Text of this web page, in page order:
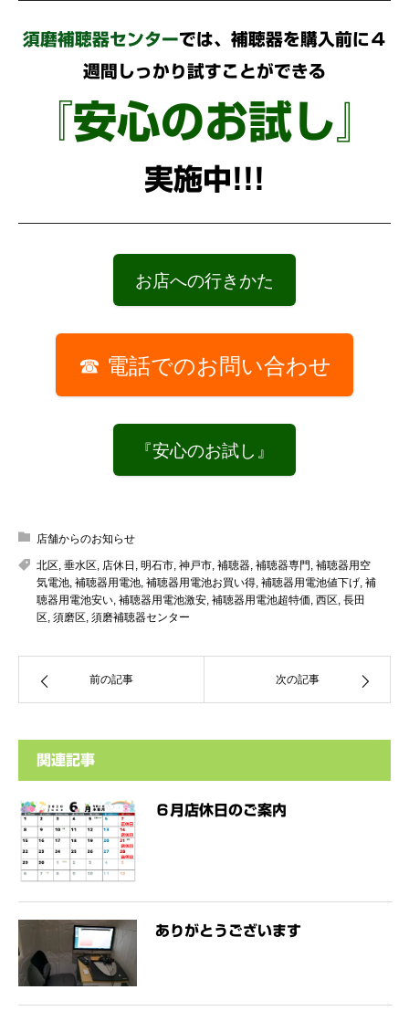
須磨補聴器センターでは、補聴器を購入前に４
週間しっかり試すことができる
『安心のお試し』
実施中!!!
お店への行きかた
☎ 電話でのお問い合わせ
『安心のお試し』
店舗からのお知らせ
北区, 垂水区, 店休日 , 明石市, 神戸市, 補聴器, 補聴器専門 , 補聴器用空
気電池, 補聴器用電池, 補聴器用電池お買い得, 補聴器用電池値下げ, 補
聴器用電池安い, 補聴器用電池激安, 補聴器用電池超特価, 西区, 長田
区, 須磨区, 須磨補聴器センター
前の記事 次の記事
関連記事
６月店休日のご案内
ありがとうございます